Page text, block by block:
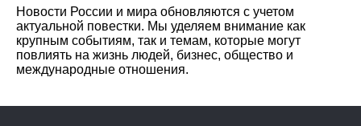
Новости России и мира обновляются с учетом
актуальной повестки. Мы уделяем внимание как
крупным событиям, так и темам, которые могут
повлиять на жизнь людей, бизнес, общество и
международные отношения.